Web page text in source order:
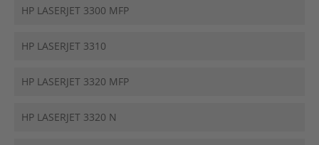
HP LASERJET 3300 MFP
HP LASERJET 3310
HP LASERJET 3320 MFP
HP LASERJET 3320 N